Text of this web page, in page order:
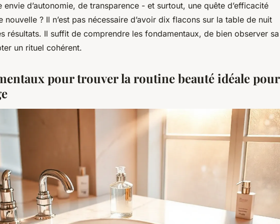
envie d’autonomie, de transparence - et surtout, une quête d’efficacité
nouvelle ? Il n’est pas nécessaire d’avoir dix flacons sur la table de nuit
résultats. Il suffit de comprendre les fondamentaux, de bien observer sa
un rituel cohérent.
pour trouver la routine beauté idéale pour